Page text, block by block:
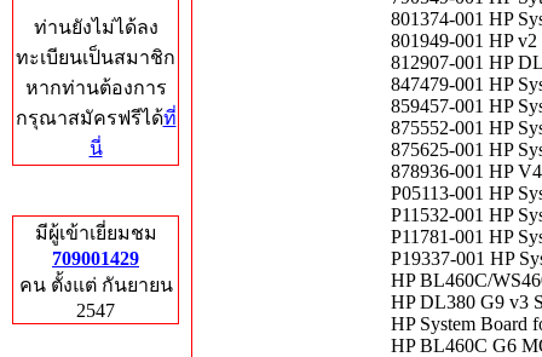
ท่านยังไม่ได้ลง
ทะเบียนเป็นสมาชิก
หากท่านต้องการ
กรุณาสมัครฟรีได้ที่
นี่
มีผู้เข้าเยี่ยมชม
709001429
คน ตั้งแต่ กันยายน
2547
801374-001 HP
801949-001 HP
812907-001 HP
847479-001 HP
859457-001 HP
875552-001 HP
875625-001 HP
878936-001 HP
P05113-001 HP
P11532-001 HP
P11781-001 HP
P19337-001 HP
HP BL460C/
HP DL380 G9 v3
HP System Board
HP BL460C G6